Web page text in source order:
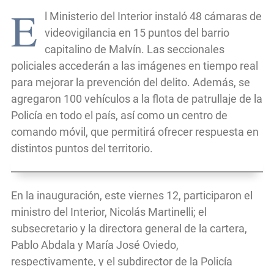
E
l Ministerio del Interior instaló 48 cámaras de
videovigilancia en 15 puntos del barrio
capitalino de Malvín. Las seccionales
policiales accederán a las imágenes en tiempo real
para mejorar la prevención del delito. Además, se
agregaron 100 vehículos a la flota de patrullaje de la
Policía en todo el país, así como un centro de
comando móvil, que permitirá ofrecer respuesta en
distintos puntos del territorio.
En la inauguración, este viernes 12, participaron el
ministro del Interior, Nicolás Martinelli; el
subsecretario y la directora general de la cartera,
Pablo Abdala y María José Oviedo,
respectivamente, y el subdirector de la Policía